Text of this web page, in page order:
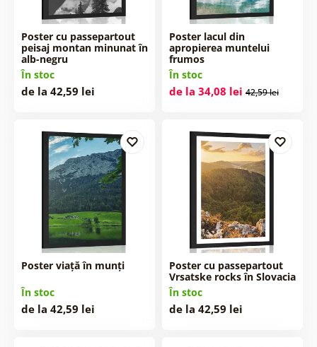
Poster cu passepartout
peisaj montan minunat în
alb-negru
În stoc
de la 42,59 lei
Poster lacul din
apropierea muntelui
frumos
În stoc
de la 34,08 lei 42,59 lei
Poster viață în munți
În stoc
de la 42,59 lei
Poster cu passepartout
Vrsatske rocks în Slovacia
În stoc
de la 42,59 lei